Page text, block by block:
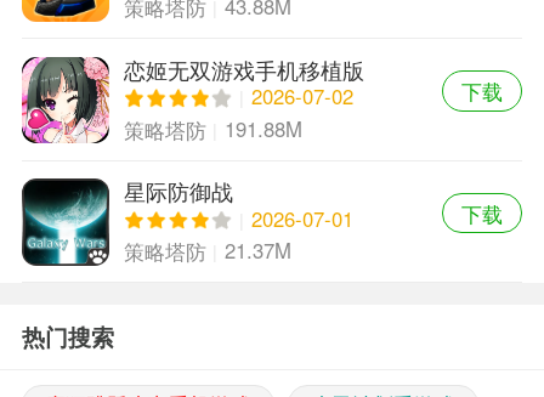
策略塔防
43.88M
恋姬无双游戏手机移植版
2026-07-02
策略塔防
191.88M
下载
星际防御战
2026-07-01
策略塔防
21.37M
下载
热门搜索